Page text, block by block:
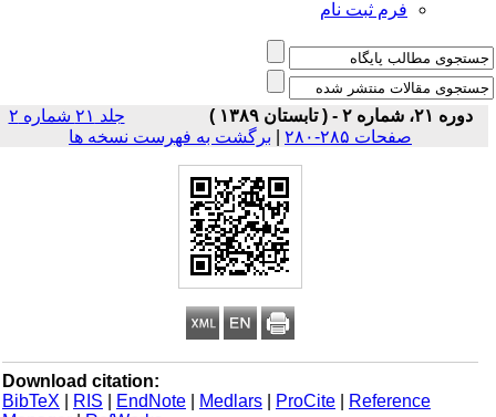
فرم ثبت نام
دوره ۲۱، شماره ۲ - ( تابستان ۱۳۸۹ )
جلد ۲۱ شماره ۲
صفحات ۲۸۵-۲۸۰
| برگشت به فهرست نسخه ها
Download citation:
BibTeX
| RIS |EndNote |Medlars |ProCite |Reference